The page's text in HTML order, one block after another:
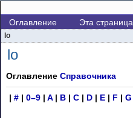
Оглавление Эта страница
lo
lo
Оглавление Справочника
| # | 0–9 | A| B | C | D | E | F | G